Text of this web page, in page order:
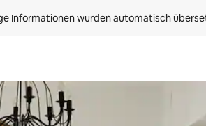
Informationen wurden automatisch